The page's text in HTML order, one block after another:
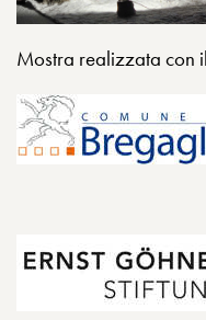
Mostra realizzata con